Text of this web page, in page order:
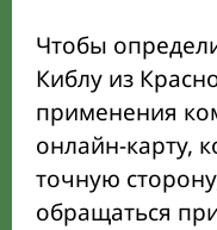
Чтобы
Киблу из
применения
онлайн-карту,
точную
обращаться